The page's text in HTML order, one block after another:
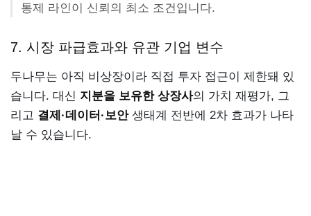
통제 라인이 신뢰의 최소 조건입니다.
7. 시장 파급효과와 유관 기업 변수
두나무는 아직 비상장이라 직접 투자 접근이 제한돼 있
습니다. 대신 지분을 보유한 상장사의 가치 재평가, 그
리고 결제·데이터·보안생태계 전반에 2차 효과가 나타
날 수 있습니다.